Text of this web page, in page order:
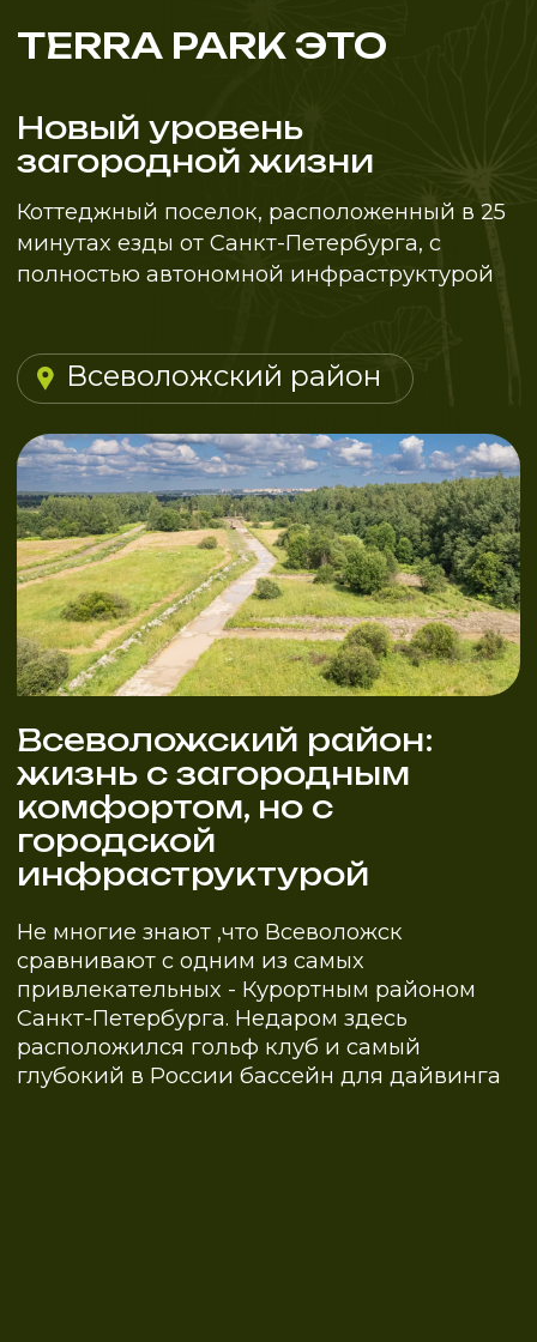
Всеволожский район:
жизнь с загородным
инфраструктурой
Не многие знают ,что Всеволожск
привлекательных - Курортным районом
Санкт-Петербурга. Недаром здесь
расположился гольф клуб и самый
глубокий в России бассейн для дайвинга
соток
6-8
Площади участков
млн.руб
2.7
Стоимость
от
км
1.8
минут
25
до станции метро
«Дыбенко»
ВЫБИРАЙТЕ
ВАРИАНТЫ
ПРИОБРЕТЕНИЯ